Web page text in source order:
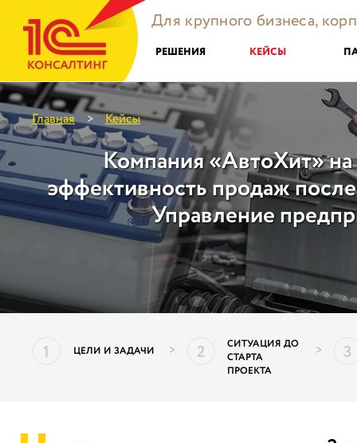
Для крупного бизнеса,
РЕШЕНИЯ КЕЙСЫ
Главная > Кейсы
Компания «АвтоХит»
эффективность продаж
Управление
1 ЦЕЛИ И ЗАДАЧИ > 2
СИТУАЦИЯ ДО
СТАРТА
ПРОЕКТА
> 3